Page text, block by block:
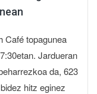
Café topagunea
Jardueran
da, 623
hitz eginez